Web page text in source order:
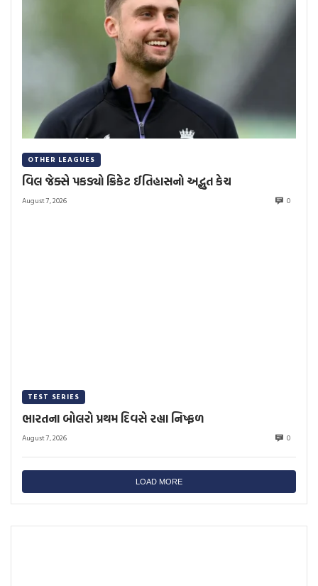
OTHER LEAGUES
વિલ જેક્સે પકડ્યો ક્રિકેટ ઈતિહાસનો અદ્ભુત કેચ
August 7, 2026 0
TEST SERIES
ભારતના બોલરો પ્રથમ દિવસે રહ્યા નિષ્ફળ
August 7, 2026 0
LOAD MORE